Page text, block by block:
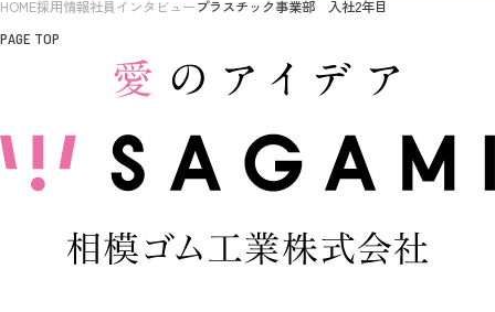
HOME採用情報社員インタビュープラスチック事業部 入社2年目
PAGE TOP